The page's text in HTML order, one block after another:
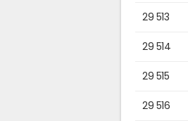
29 513
29 514
29 515
29 516